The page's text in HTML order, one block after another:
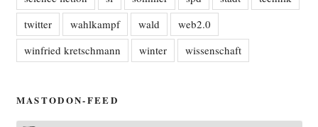
twitter
wahlkampf wald
web2.0
winfried kretschmann
winter wissenschaft
MASTODON-FEED